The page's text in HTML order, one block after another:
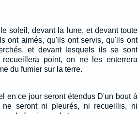
soleil, devant la lune, et devant toute
ont aimés, qu'ils ont servis, qu'ils ont
et devant lesquels ils se sont
point, on ne les enterrera
du fumier sur la terre.
en ce jour seront étendus D'un bout à
seront ni pleurés, ni recueillis, ni